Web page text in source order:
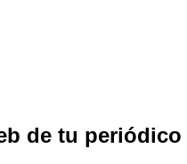
de tu periódico